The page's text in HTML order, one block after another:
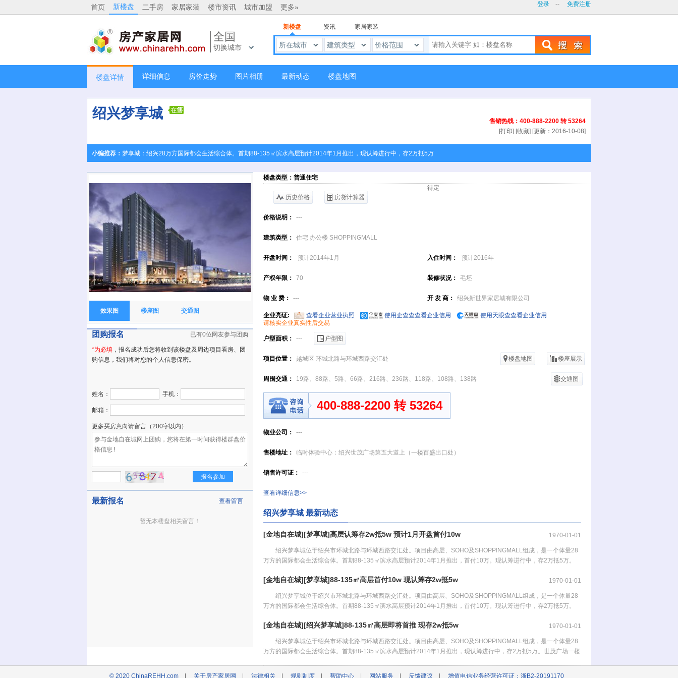
首页 新楼盘 二手房 家居家装 楼市资讯 城市加盟 更多» 登录 -- 免费注册
全国
切换城市
新楼盘 资讯 家居家装
所在城市 建筑类型 价格范围
楼盘详情 详细信息 房价走势 图片相册 最新动态 楼盘地图
绍兴梦享城
售销热线：400-888-2200 转 53264
[打印] [收藏] [更新：2016-10-08]
小编推荐： 梦享城：绍兴28万方国际都会生活综合体。首期88-135㎡滨水高层预计2014年1月推出，现认筹进行中，存2万抵5万
效果图 楼座图 交通图
团购报名 已有0位网友参与团购
*为必填 ，报名成功后您将收到该楼盘及周边项目看房、团
购信息，我们将对您的个人信息保密。
姓名： 手机：
邮箱：
更多买房意向请留言（200字以内）
最新报名 查看留言
暂无本楼盘相关留言！
楼盘类型：普通住宅
待定
历史价格
房货计算器
价格说明： ---
建筑类型： 住宅 办公楼 SHOPPINGMALL
开盘时间： 预计2014年1月 入住时间： 预计2016年
产权年限： 70 装修状况： 毛坯
物 业 费： --- 开 发 商： 绍兴新世界家居城有限公司
企业亮证: 查看企业营业执照 使用企查查查看企业信用
使用天眼查查看企业信用
请核实企业真实性后交易
户型面积： --- 户型图
项目位置： 越城区 环城北路与环城西路交汇处 楼盘地图 楼座展示
周围交通： 19路、88路、5路、66路、216路、236路、118路、108路、138路 交通图
400-888-2200 转 53264
物业公司： ---
售楼地址： 临时体验中心：绍兴世茂广场第五大道上（一楼百盛出口处）
销售许可证： ---
查看详细信息>>
绍兴梦享城 最新动态
1970-01-01
[金地自在城][梦享城]高层认筹存2w抵5w 预计1月开盘首付10w
绍兴梦享城位于绍兴市环城北路与环城西路交汇处。项目由高层、SOHO及SHOPPINGMALL组成，是一个体量28
万方的国际都会生活综合体。首期88-135㎡滨水高层预计2014年1月推出，首付10万。现认筹进行中，存2万抵5万。
1970-01-01
[金地自在城][梦享城]88-135㎡高层首付10w 现认筹存2w抵5w
绍兴梦享城位于绍兴市环城北路与环城西路交汇处。项目由高层、SOHO及SHOPPINGMALL组成，是一个体量28
万方的国际都会生活综合体。首期88-135㎡滨水高层预计2014年1月推出，首付10万。现认筹进行中，存2万抵5万。
1970-01-01
[金地自在城][绍兴梦享城]88-135㎡高层即将首推 现存2w抵5w
绍兴梦享城位于绍兴市环城北路与环城西路交汇处。项目由高层、SOHO及SHOPPINGMALL组成，是一个体量28
万方的国际都会生活综合体。首期88-135㎡滨水高层预计2014年1月推出，现认筹进行中，存2万抵5万。世茂广场一楼
© 2020 ChinaREHH.com| 关于房产家居网 法律相关| 规则制度| 帮助中心| 网站服务 反馈建议 增值电信业务经营许可证：浙B2-20191170